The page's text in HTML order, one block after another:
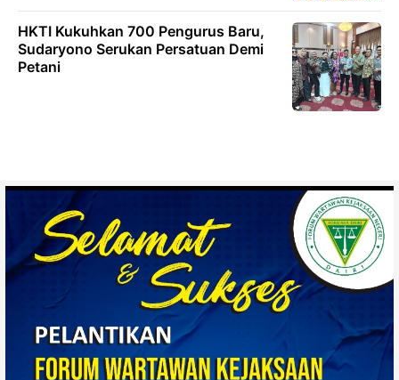
HKTI Kukuhkan 700 Pengurus Baru,
Sudaryono Serukan Persatuan Demi
Petani